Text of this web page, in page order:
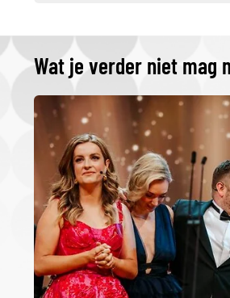
Wat je verder niet mag